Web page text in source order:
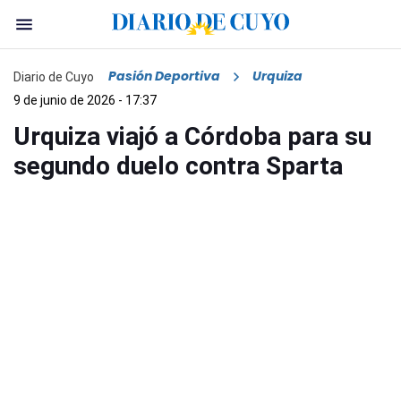
Diario de Cuyo Pasión Deportiva Urquiza
9 de junio de 2026 - 17:37
Urquiza viajó a Córdoba para su
segundo duelo contra Sparta